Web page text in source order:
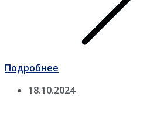
Подробнее
18.10.2024